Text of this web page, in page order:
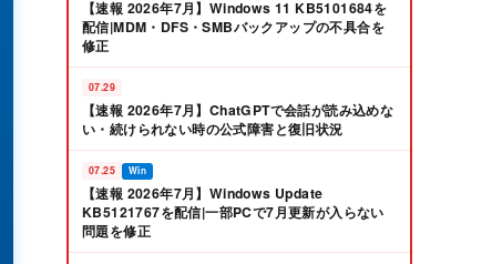
【速報 2026年7月】Windows 11 KB5101684を
配信|MDM・DFS・SMBバックアップの不具合を
修正
07.29
【速報 2026年7月】ChatGPTで会話が読み込めな
い・続けられない時の公式障害と復旧状況
07.25 Win
【速報 2026年7月】Windows Update
KB5121767を配信|一部PCで7月更新が入らない
問題を修正